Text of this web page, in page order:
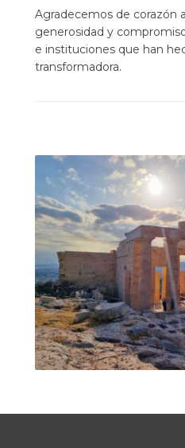
Agradecemos de corazón
generosidad y
e instituciones que han
transformadora.